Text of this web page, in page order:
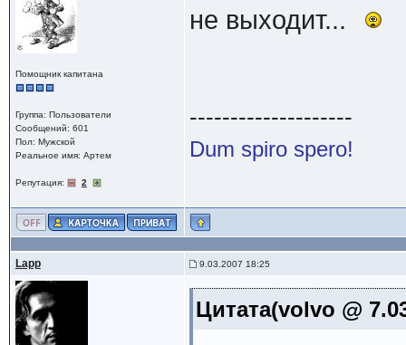
Помощник капитана
Группа: Пользователи
Сообщений: 601
Пол: Мужской
Реальное имя: Артем
Репутация: 2
не выходит...
--------------------
Dum spiro spero!
Lapp 9.03.2007 18:25
Цитата(volvo @